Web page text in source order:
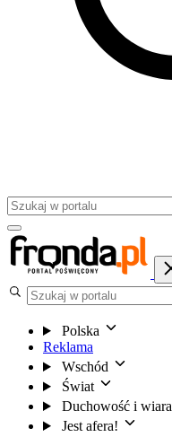
Polska
Reklama
Wschód
Świat
Duchowość i wiara
Jest afera!